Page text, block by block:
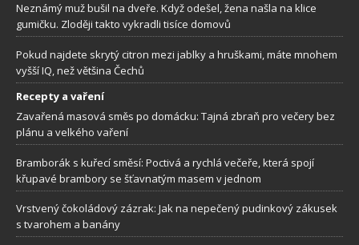
Neznámý muž bušil na dveře. Když odešel, žena našla na klice
gumičku. Zloději takto vykradli tisíce domovů
Pokud najdete skrytý citron mezi jablky a hruškami, máte mnohem
vyšší IQ, než většina Čechů
Recepty a vaření
Zavařená masová směs po domácku: Tajná zbraň pro večery bez
plánu a velkého vaření
Bramborák s kuřecí směsí: Poctivá a rychlá večeře, která spojí
křupavé brambory se šťavnatým masem v jednom
Vrstvený čokoládový zázrak: Jak na nepečený pudinkový zákusek
s tvarohem a banány